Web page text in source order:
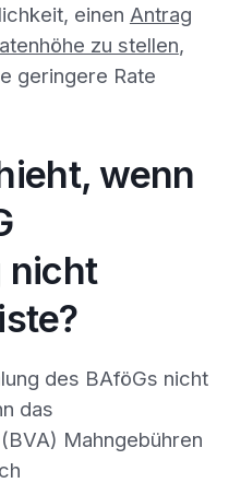
einen Antrag
zu stellen,
geringere Rate
wenn
nicht
des BAföGs nicht
das
Mahngebühren